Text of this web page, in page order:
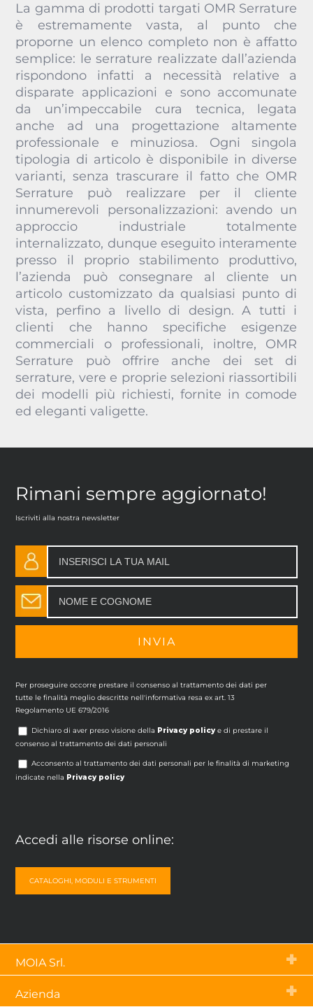
La gamma di prodotti targati OMR Serrature
è estremamente vasta, al punto che
proporne un elenco completo non è affatto
semplice: le serrature realizzate dall’azienda
rispondono infatti a necessità relative a
disparate applicazioni e sono accomunate
da un’impeccabile cura tecnica, legata
anche ad una progettazione altamente
professionale e minuziosa. Ogni singola
tipologia di articolo è disponibile in diverse
varianti, senza trascurare il fatto che OMR
Serrature può realizzare per il cliente
innumerevoli personalizzazioni: avendo un
approccio industriale totalmente
internalizzato, dunque eseguito interamente
presso il proprio stabilimento produttivo,
l’azienda può consegnare al cliente un
articolo customizzato da qualsiasi punto di
vista, perfino a livello di design. A tutti i
clienti che hanno specifiche esigenze
commerciali o professionali, inoltre, OMR
Serrature può offrire anche dei set di
serrature, vere e proprie selezioni riassortibili
dei modelli più richiesti, fornite in comode
ed eleganti valigette.
Rimani sempre aggiornato!
Iscriviti alla nostra newsletter
Per proseguire occorre prestare il consenso al trattamento dei dati per
tutte le finalità meglio descritte nell'informativa resa ex art. 13
Regolamento UE 679/2016
Dichiaro di aver preso visione della Privacy policye di prestare il
consenso al trattamento dei dati personali
Acconsento al trattamento dei dati personali per le finalità di marketing
indicate nella Privacy policy
Accedi alle risorse online:
CATALOGHI, MODULI E STRUMENTI
MOIA Srl.
Borgaro Torinese (To) – Italia
Azienda